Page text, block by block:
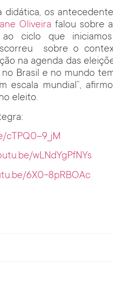
didática, os
Oliveira falou sobre
ao ciclo que
sobre o
na agenda das
Brasil e no mundo
escala mundial”,
eleito.
cTPQ0–9_jM
wLNdYgPfNYs
6X0-8pRBOAc